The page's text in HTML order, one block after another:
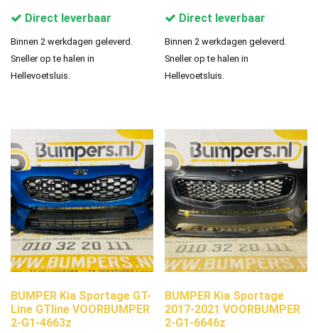
Direct leverbaar
Binnen 2 werkdagen geleverd.
Sneller op te halen in
Hellevoetsluis.
Direct leverbaar
Binnen 2 werkdagen geleverd.
Sneller op te halen in
Hellevoetsluis.
BUMPER Kia Sportage GT-
Line GTline VOORBUMPER
2-G1-4663z
BUMPER Kia Sportage
2017-2021 VOORBUMPER
2-G1-6646z